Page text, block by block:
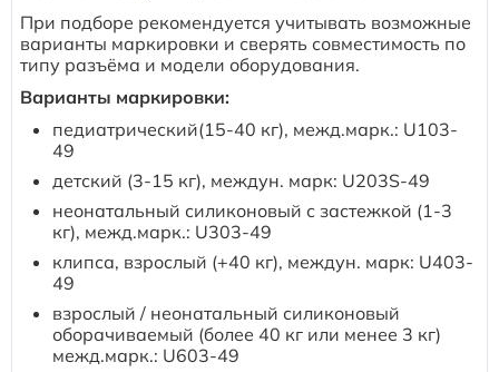
При подборе рекомендуется учитывать возможные
варианты маркировки и сверять совместимость по
типу разъёма и модели оборудования.
Варианты маркировки:
педиатрический(15-40 кг), межд.марк.: U103-
49
детский (3-15 кг), междун. марк: U203S-49
неонатальный силиконовый с застежкой (1-3
кг), межд.марк.: U303-49
клипса, взрослый (+40 кг), междун. марк: U403-
49
взрослый / неонатальный силиконовый
оборачиваемый (более 40 кг или менее 3 кг)
межд.марк.: U603-49
Расходные материалы к аппаратам ИВЛ Drager
Расходные материалы к аппаратам Comen
Расходные материалы для ИВЛ Puritan Bennett
Расходные материалы к аппаратам Philips